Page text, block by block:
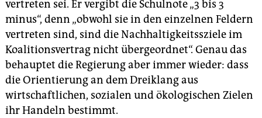
vertreten sei. Er vergibt die Schulnote „3 bis 3
minus“, denn „obwohl sie in den einzelnen Feldern
vertreten sind, sind die Nachhaltigkeitssziele im
Koalitionsvertrag nicht übergeordnet“. Genau das
behauptet die Regierung aber immer wieder: dass
die Orientierung an dem Dreiklang aus
wirtschaftlichen, sozialen und ökologischen Zielen
ihr Handeln bestimmt.